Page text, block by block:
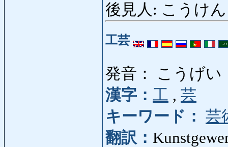
後見人: こうけ
工芸
発音： こうげい
漢字： 工 , 芸
キーワード： 芸
翻訳：